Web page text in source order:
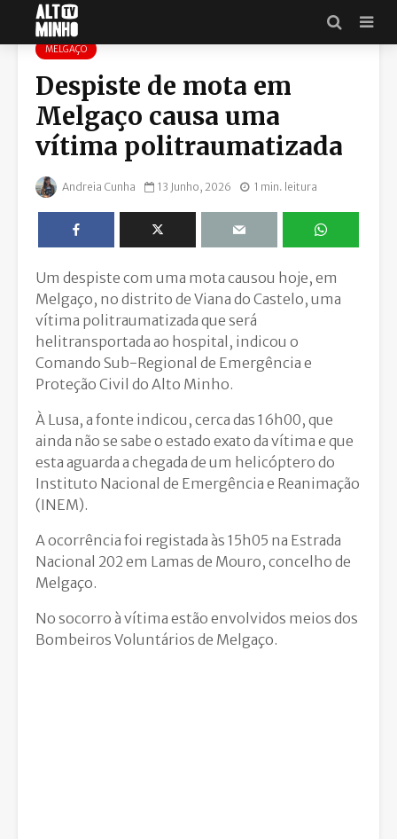
MELGAÇO
Despiste de mota em
Melgaço causa uma
vítima politraumatizada
Andreia Cunha 13 Junho, 2026 1 min. leitura
Um despiste com uma mota causou hoje, em
Melgaço, no distrito de Viana do Castelo, uma
vítima politraumatizada que será
helitransportada ao hospital, indicou o
Comando Sub-Regional de Emergência e
Proteção Civil do Alto Minho.
À Lusa, a fonte indicou, cerca das 16h00, que
ainda não se sabe o estado exato da vítima e que
esta aguarda a chegada de um helicóptero do
Instituto Nacional de Emergência e Reanimação
(INEM).
A ocorrência foi registada às 15h05 na Estrada
Nacional 202 em Lamas de Mouro, concelho de
Melgaço.
No socorro à vítima estão envolvidos meios dos
Bombeiros Voluntários de Melgaço.